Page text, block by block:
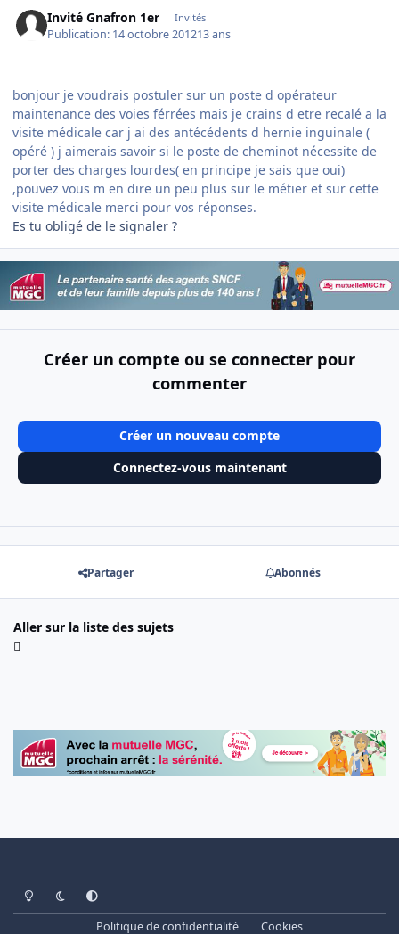
Invité Gnafron 1er Invités
Publication: 14 octobre 201213 ans
bonjour je voudrais postuler sur un poste d opérateur
maintenance des voies férrées mais je crains d etre recalé a la
visite médicale car j ai des antécédents d hernie inguinale (
opéré ) j aimerais savoir si le poste de cheminot nécessite de
porter des charges lourdes( en principe je sais que oui)
,pouvez vous m en dire un peu plus sur le métier et sur cette
visite médicale merci pour vos réponses.
Es tu obligé de le signaler ?
Créer un compte ou se connecter pour
commenter
Créer un nouveau compte
Connectez-vous maintenant
Partager Abonnés
Aller sur la liste des sujets
Light ModeDark ModeSystem Preference
Politique de confidentialité Cookies